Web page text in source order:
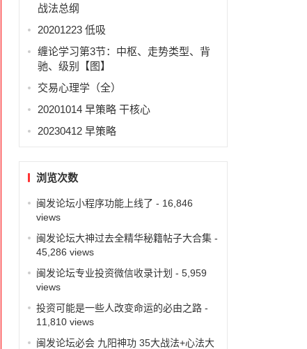
战法总纲
20201223 低吸
缠论学习第3节：中枢、走势类型、背
驰、级别【图】
交易心理学（全）
20201014 早策略 干核心
20230412 早策略
浏览次数
闽发论坛小程序功能上线了 - 16,846
views
闽发论坛大神过去全精华秘籍帖子大合集-
45,286 views
闽发论坛专业投资微信收录计划 - 5,959
views
投资可能是一些人改变命运的必由之路-
11,810 views
闽发论坛必会 九阳神功 35大战法+心法大